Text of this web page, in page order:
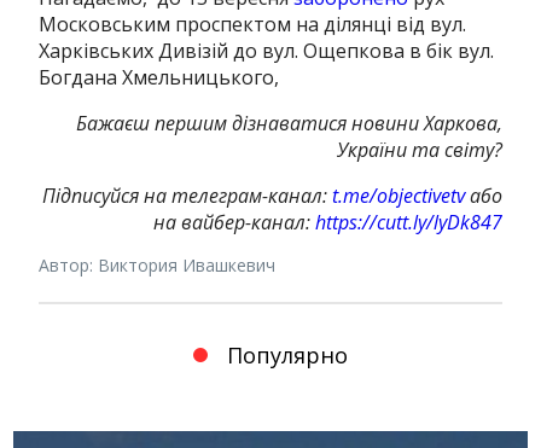
Московським проспектом на ділянці від вул.
Харківських Дивізій до вул. Ощепкова в бік вул.
Богдана Хмельницького,
Бажаєш першим дізнаватися новини Харкова,
України та світу?
Підписуйся на телеграм-канал:t.me/objectivetvабо
на вайбер-канал:https://cutt.ly/lyDk847
Автор: Виктория Ивашкевич
Популярно